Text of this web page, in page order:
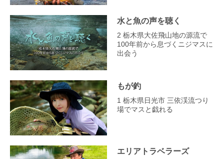
水と魚の声を聴く
2 栃木県大佐飛山地の源流で
100年前から息づくニジマスに
出会う
もが釣
1 栃木県日光市 三依渓流つり
場でマスと戯れる
エリアトラベラーズ